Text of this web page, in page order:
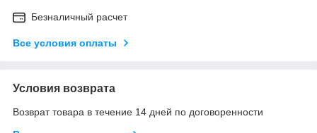
Безналичный расчет
Все условия оплаты
Условия возврата
Возврат товара в течение 14 дней по договоренности